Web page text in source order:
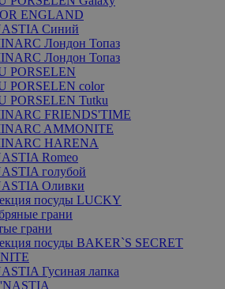
ENGLAND
Синий
Лондон Топаз
Лондон Топаз
PORSELEN
PORSELEN color
PORSELEN Tutku
FRIENDS'TIME
AMMONITE
HARENA
Romeo
голубой
Оливки
посуды LUCKY
грани
грани
посуды BAKER`S SECRET
Гусиная лапка